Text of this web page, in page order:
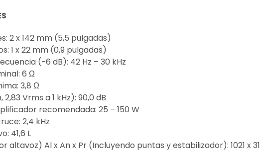
2 x 142 mm (5,5 pulgadas)
1 x 22 mm (0,9 pulgadas)
(-6 dB): 42 Hz – 30 kHz
6 Ω
3,8 Ω
2,83 Vrms a 1 kHz): 90,0 dB
recomendada: 25 – 150 W
2,4 kHz
41,6 L
altavoz) Al x An x Pr (Incluyendo puntas y estabilizador): 1021 x